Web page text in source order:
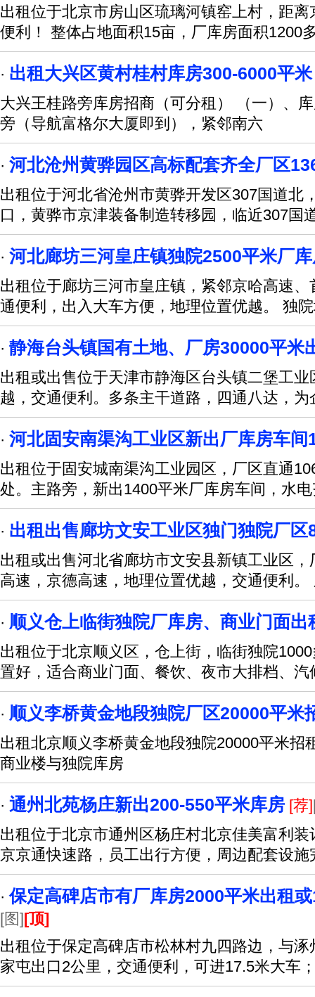
出租位于北京市房山区琉璃河镇窑上村，距
便利！ 整体占地面积15亩，厂库房面积1200
· 出租大兴区黄村桂村库房300-6000平米
大兴王桂路旁库房招商（可分租） （一）、
旁（导航富格尔大厦即到），紧邻南六
· 河北沧州黄骅园区高标配套齐全厂区
出租位于河北省沧州市黄骅开发区307国道北
口，黄骅市京津装备制造转移园，临近307国
· 河北廊坊三河皇庄镇独院2500平米厂
出租位于廊坊三河市皇庄镇，紧邻京哈高速
通便利，出入大车方便，地理位置优越。 独
· 静海台头镇国有土地、厂房30000平米
出租或出售位于天津市静海区台头镇二堡工
越，交通便利。多条主干道路，四通八达，为
· 河北固安南渠沟工业区新出厂库房车间
出租位于固安城南渠沟工业园区，厂区直通
处。主路旁，新出1400平米厂库房车间，水
· 出租出售廊坊文安工业区独门独院厂区
出租或出售河北省廊坊市文安县新镇工业区
高速，京德高速，地理位置优越，交通便利。
· 顺义仓上临街独院厂库房、商业门面出
出租位于北京顺义区，仓上街，临街独院
置好，适合商业门面、餐饮、夜市大排档、汽
· 顺义李桥黄金地段独院厂区20000平米
出租北京顺义李桥黄金地段独院20000平米
商业楼与独院库房
· 通州北苑杨庄新出200-550平米库房 [荐]
出租位于北京市通州区杨庄村北京佳美富利
京京通快速路，员工出行方便，周边配套设
·保定高碑店市有厂库房2000平米出租
[图][顶]
出租位于保定高碑店市松林村九四路边，与
家屯出口2公里，交通便利，可进17.5米大车